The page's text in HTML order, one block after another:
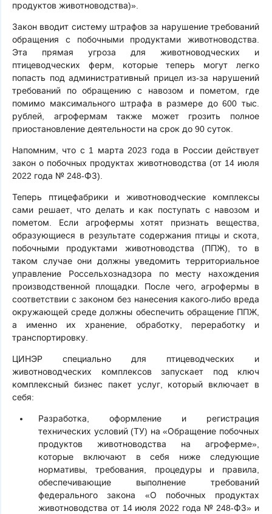
продуктов животноводства)».
Закон вводит систему штрафов за нарушение требований
обращения с побочными продуктами животноводства.
Эта прямая угроза для животноводческих и
птицеводческих ферм, которые теперь могут легко
попасть под административный прицел из-за нарушений
требований по обращению с навозом и пометом, где
помимо максимального штрафа в размере до 600 тыс.
рублей, агрофермам также может грозить полное
приостановление деятельности на срок до 90 суток.
Напомним, что с 1 марта 2023 года в России действует
закон о побочных продуктах животноводства (от 14 июля
2022 года № 248-ФЗ).
Теперь птицефабрики и животноводческие комплексы
сами решает, что делать и как поступать с навозом и
пометом. Если агрофермы хотят признать вещества,
образующиеся в результате содержания птицы и скота,
побочными продуктами животноводства (ППЖ), то в
таком случае они должны уведомить территориальное
управление Россельхознадзора по месту нахождения
производственной площадки. После чего, агрофермы в
соответствии с законом без нанесения какого-либо вреда
окружающей среде должны обеспечить обращение ППЖ,
а именно их хранение, обработку, переработку и
транспортировку.
ЦИНЭР специально для птицеводческих и
животноводческих комплексов запускает под ключ
комплексный бизнес пакет услуг, который включает в
себя:
Разработка, оформление и регистрация
технических условий (ТУ) на «Обращение побочных
продуктов животноводства на агроферме»,
которые включают в себя ниже следующие
нормативы, требования, процедуры и правила,
обеспечивающие выполнение требований
федерального закона «О побочных продуктах
животноводства от 14 июля 2022 года № 248-ФЗ» и